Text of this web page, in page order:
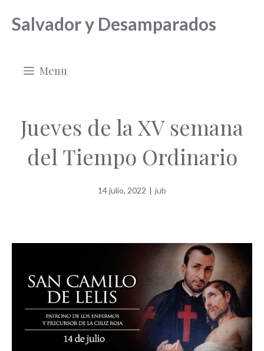
Salvador y Desamparados
Menu
Jueves de la XV semana
del Tiempo Ordinario
14 julio, 2022 | jub